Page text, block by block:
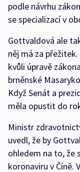
podle návrhu
se specializací v
Gottvaldová ale
něj má za
kvůli úpravě
brněnské
Když Senát a
měla opustit do
Ministr
uvedl, že by
ohledem na to, že
koronaviru v Číně.